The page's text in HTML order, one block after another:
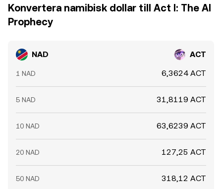
Konvertera namibisk dollar till Act I: The AI
Prophecy
NAD ACT
1 NAD 6,3624 ACT
5 NAD 31,8119 ACT
10 NAD 63,6239 ACT
20 NAD 127,25 ACT
50 NAD 318,12 ACT